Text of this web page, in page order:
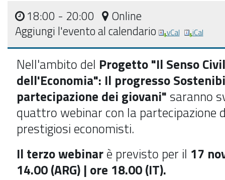
18:00 - 20:00
Online
Aggiungi l'evento al calendario
vCal iCal
Nell'ambito del Progetto"Il Senso
dell'Economia": Il progresso
partecipazione dei giovani" saranno
quattro webinar con la partecipazione
prestigiosi economisti.
Il terzo webinarè previsto per il 17
14.00 (ARG) | ore 18.00 (IT).